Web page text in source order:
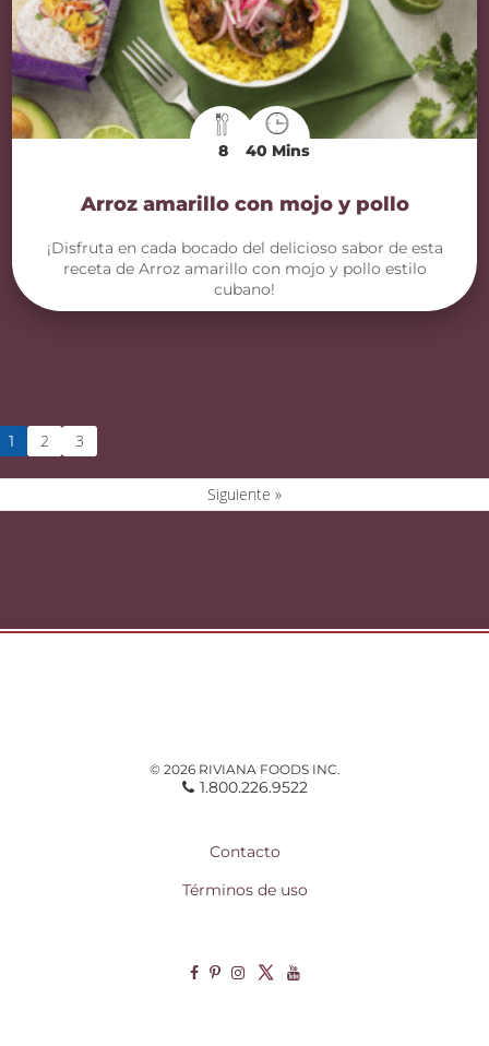
8 40 Mins
Arroz amarillo con mojo y pollo
¡Disfruta en cada bocado del delicioso sabor de esta
receta de Arroz amarillo con mojo y pollo estilo
cubano!
1 2 3
Siguiente »
© 2026 RIVIANA FOODS INC.
1.800.226.9522
Contacto
Términos de uso